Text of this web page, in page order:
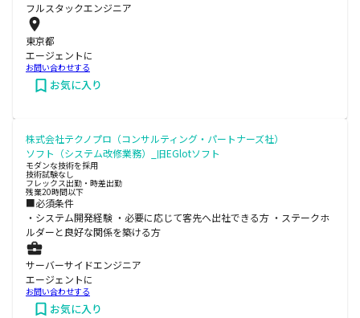
フルスタックエンジニア
東京都
エージェントに
お問い合わせする
お気に入り
株式会社テクノプロ（コンサルティング・パートナーズ社）
ソフト（システム改修業務）_旧EGlotソフト
モダンな技術を採用
技術試験なし
フレックス出勤・時差出勤
残業20時間以下
■必須条件
・システム開発経験 ・必要に応じて客先へ出社できる方 ・ステークホ
ルダーと良好な関係を築ける方
サーバーサイドエンジニア
エージェントに
お問い合わせする
お気に入り